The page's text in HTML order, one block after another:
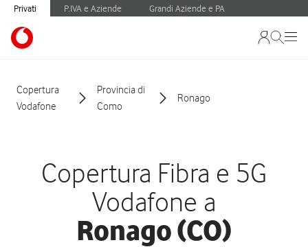
Privati P.IVA e Aziende Grandi Aziende e PA
Copertura
Vodafone
Provincia di
Como
Ronago
Copertura Fibra e 5G
Vodafone a
Ronago (CO)